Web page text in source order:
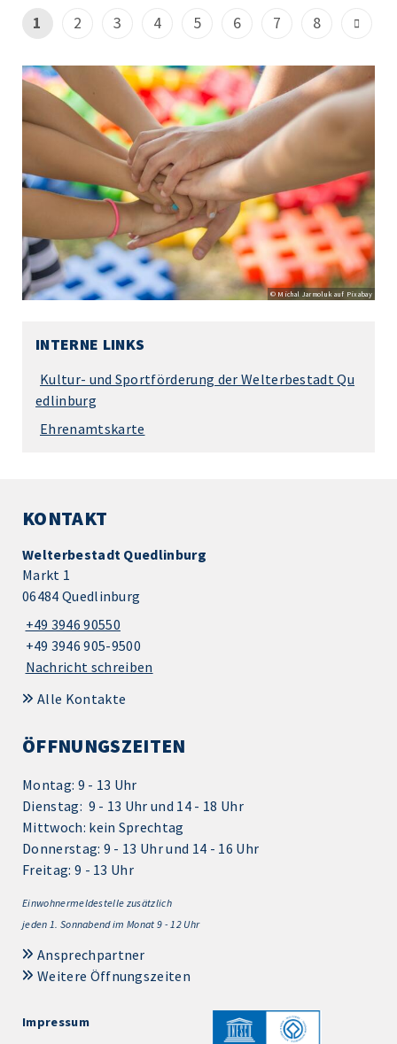
1 2 3 4 5 6 7 8
© Michal Jarmoluk auf Pixabay
INTERNE LINKS
Kultur- und Sportförderung der Welterbestadt Qu
edlinburg
Ehrenamtskarte
KONTAKT
Welterbestadt Quedlinburg
Markt 1
06484 Quedlinburg
+49 3946 90550
+49 3946 905-9500
Nachricht schreiben
Alle Kontakte
ÖFFNUNGSZEITEN
Montag: 9 - 13 Uhr
Dienstag: 9 - 13 Uhr und 14 - 18 Uhr
Mittwoch: kein Sprechtag
Donnerstag: 9 - 13 Uhr und 14 - 16 Uhr
Freitag: 9 - 13 Uhr
Einwohnermeldestelle zusätzlich
jeden 1. Sonnabend im Monat 9 - 12 Uhr
Ansprechpartner
Weitere Öffnungszeiten
Impressum